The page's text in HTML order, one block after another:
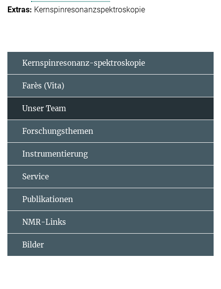
Kernspinresonanzspektroskopie
Kernspinresonanz-spektroskopie
Farès (Vita)
Unser Team
Forschungsthemen
Instrumentierung
Service
Publikationen
NMR-Links
Bilder